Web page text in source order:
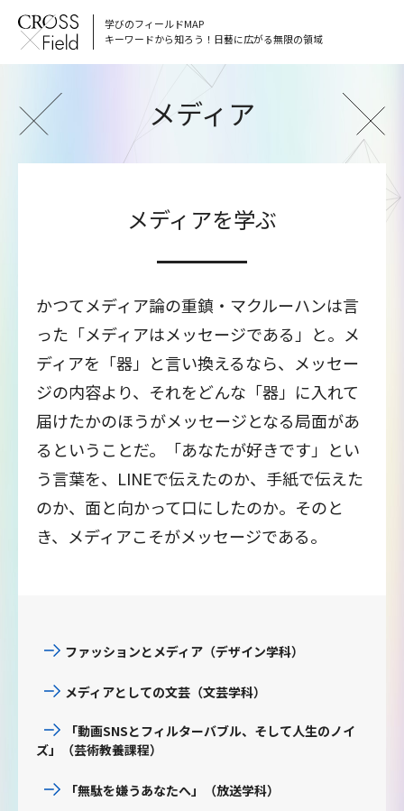
学びのフィールドMAP
キーワードから知ろう！日藝に広がる無限の領域
メディア
メディアを学ぶ
かつてメディア論の重鎮・マクルーハンは言
った「メディアはメッセージである」と。メ
ディアを「器」と言い換えるなら、メッセー
ジの内容より、それをどんな「器」に入れて
届けたかのほうがメッセージとなる局面があ
るということだ。「あなたが好きです」とい
う言葉を、LINEで伝えたのか、手紙で伝えた
のか、面と向かって口にしたのか。そのと
き、メディアこそがメッセージである。
ファッションとメディア（デザイン学科）
メディアとしての文芸（文芸学科）
「動画SNSとフィルターバブル、そして人生のノイ
ズ」（芸術教養課程）
「無駄を嫌うあなたへ」（放送学科）